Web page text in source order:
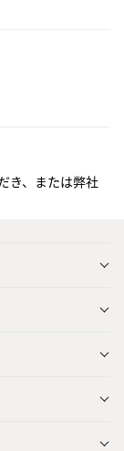
き、または弊社